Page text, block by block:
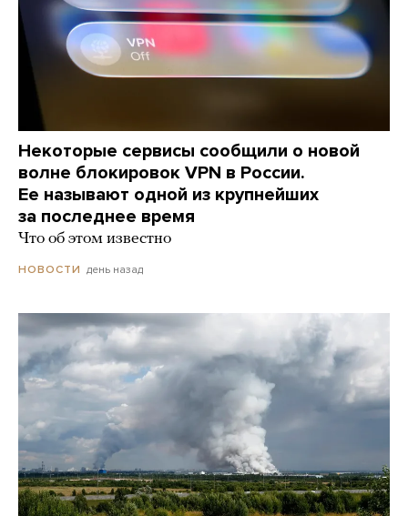
Некоторые сервисы сообщили о новой
волне блокировок VPN в России.
Ее называют одной из крупнейших
за последнее время
Что об этом известно
НОВОСТИ день назад